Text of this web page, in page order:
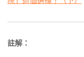
註解：